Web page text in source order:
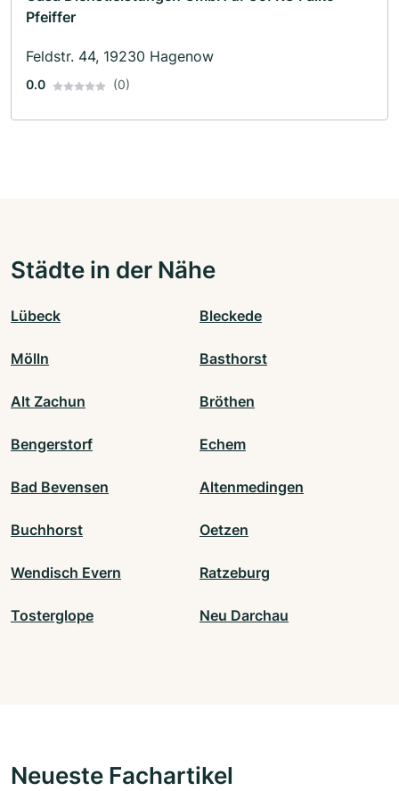
Pfeiffer
Feldstr. 44, 19230 Hagenow
0.0 (0)
Städte in der Nähe
Lübeck Bleckede
Mölln Basthorst
Alt Zachun Bröthen
Bengerstorf Echem
Bad Bevensen Altenmedingen
Buchhorst Oetzen
Wendisch Evern Ratzeburg
Tosterglope Neu Darchau
Neueste Fachartikel